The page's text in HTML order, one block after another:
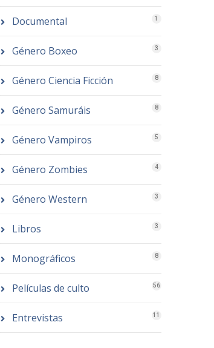
Documental 1
Género Boxeo 3
Género Ciencia Ficción 8
Género Samuráis 8
Género Vampiros 5
Género Zombies 4
Género Western 3
Libros 3
Monográficos 8
Películas de culto 56
Entrevistas 11